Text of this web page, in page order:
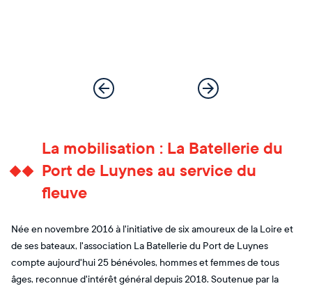
La mobilisation : La Batellerie du
Port de Luynes au service du
fleuve
Née en novembre 2016 à l'initiative de six amoureux de la Loire et
de ses bateaux, l'association La Batellerie du Port de Luynes
compte aujourd'hui 25 bénévoles, hommes et femmes de tous
âges, reconnue d'intérêt général depuis 2018. Soutenue par la